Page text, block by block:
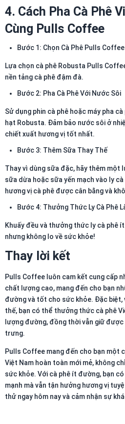
4. Cách Pha Cà Phê
Cùng Pulls Coffee
Bước 1: Chọn Cà Phê Pulls Coffee
Lựa chọn cà phê Robusta Pulls
nền tảng cà phê đậm đà.
Bước 2: Pha Cà Phê Với Nước Sôi
Sử dụng phin cà phê hoặc máy pha
hạt Robusta. Đảm bảo nước sôi ở
chiết xuất hương vị tốt nhất.
Bước 3: Thêm Sữa Thay Thế
Thay vì dùng sữa đặc, hãy thêm một
sữa dừa hoặc sữa yến mạch vào ly
hương vị cà phê được cân bằng và
Bước 4: Thưởng Thức Ly Cà Phê
Khuấy đều và thưởng thức ly cà phê
nhưng không lo về sức khỏe!
Thay lời kết
Pulls Coffee luôn cam kết cung cấp
chất lượng cao, mang đến cho bạn
đường và tốt cho sức khỏe. Đặc biệt,
thế, bạn có thể thưởng thức cà phê
lượng đường, đồng thời vẫn giữ
trưng.
Pulls Coffee mang đến cho bạn một
Việt Nam hoàn toàn mới mẻ, không
sức khỏe. Với cà phê ít đường, bạn
mạnh mà vẫn tận hưởng hương vị
thử ngay hôm nay và cảm nhận sự